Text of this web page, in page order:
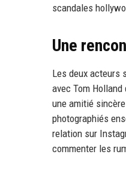
scandales
Une
Les deux acteurs
avec Tom
une amitié
photographiés
relation sur
commenter les